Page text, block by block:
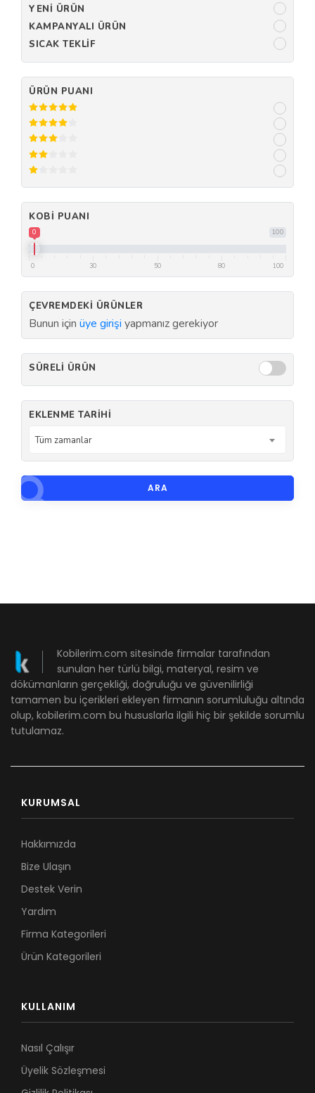
YENI ÜRÜN
KAMPANYALI ÜRÜN
SICAK TEKLIF
ÜRÜN PUANI
KOBI PUANI
100
0
0 30 50 80 100
ÇEVREMDEKI ÜRÜNLER
Bunun için üye girişi yapmanız gerekiyor
SÜRELI ÜRÜN
EKLENME TARIHI
Tüm zamanlar
ARA
Kobilerim.com sitesinde firmalar tarafından
sunulan her türlü bilgi, materyal, resim ve
dökümanların gerçekliği, doğruluğu ve güvenilirliği
tamamen bu içerikleri ekleyen firmanın sorumluluğu altında
olup, kobilerim.com bu hususlarla ilgili hiç bir şekilde sorumlu
tutulamaz.
KURUMSAL
Hakkımızda
Bize Ulaşın
Destek Verin
Yardım
Firma Kategorileri
Ürün Kategorileri
KULLANIM
Nasıl Çalışır
Üyelik Sözleşmesi